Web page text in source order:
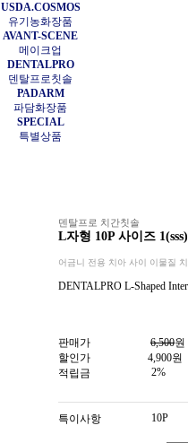
USDA.COSMOS
유기농화장품
AVANT-SCENE
메이크업
DENTALPRO
덴탈프로칫솔
PADARM
파담화장품
SPECIAL
특별상품
덴탈프로 치간칫솔
L자형 10P 사이즈 1(sss)
어금니 전용 치아 사이 이물질
DENTALPRO L-Shaped
판매가 6,500원
할인가
4,900원
적립금
2%
특이사항 10P